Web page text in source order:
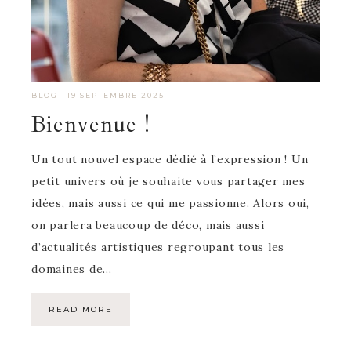
BLOG · 19 SEPTEMBRE 2025
Bienvenue !
Un tout nouvel espace dédié à l’expression ! Un
petit univers où je souhaite vous partager mes
idées, mais aussi ce qui me passionne. Alors oui,
on parlera beaucoup de déco, mais aussi
d’actualités artistiques regroupant tous les
domaines de…
READ MORE